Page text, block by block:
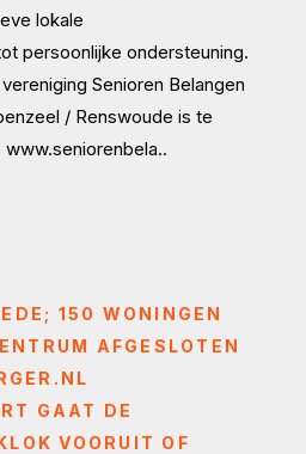
lokale
persoonlijke ondersteuning.
Senioren Belangen
/ Renswoude is te
150 WONINGEN
AFGESLOTEN
GAAT DE
VOORUIT OF